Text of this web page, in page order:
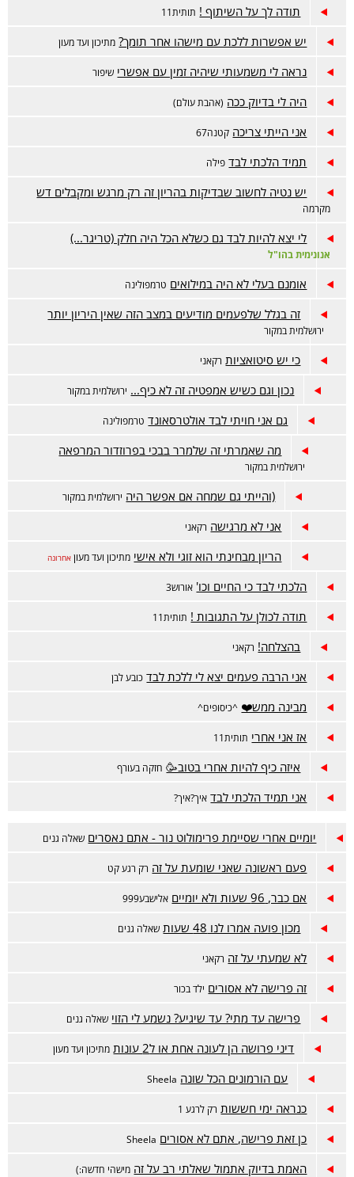
תודה לך על השיתוף ! תותית11
יש אפשרות ללכת עם מישהו אחר תומך? מתיכון ועד מעון
נראה לי משמעותי שיהיה זמין עם אפשרי שיפור
היה לי בדיוק ככה (אהבת עולם)
אני הייתי צריכה קטנה67
תמיד הלכתי לבד פילה
יש נטיה לחשוב שבדיקות בהריון זה רק מרגש ומקבלים דש
מקרמה
לי יצא להיות לבד גם כשלא הכל היה חלק (טריגר...)
אנונימית בהו"ל
אומנם בעלי לא היה במילואים טרמפולינה
זה בגלל שלפעמים מודיעים במצב הזה שאין היריון יותר
ירושלמית במקור
כי יש סיטואציות רקאני
נכון וגם כשיש אמפטיה זה לא כיף... ירושלמית במקור
גם אני חויתי לבד אולטרסאונד טרמפולינה
מה שאמרתי זה שלמרר בבכי בפרוזדור המרפאה
ירושלמית במקור
(והייתי גם שמחה אם אפשר היה ירושלמית במקור
אני לא מרגישה רקאני
הריון מבחינתי הוא זוגי ולא אישי מתיכון ועד מעון אחרונה
הלכתי לבד כי החיים וכו' אורוש3
תודה לכולן על התגובות ! תותית11
בהצלחה! רקאני
אני הרבה פעמים יצא לי ללכת לבד כובע לבן
מבינה ממש❤️ ^כיסופים^
אז אני אחרי תותית11
איזה כיף להיות אחרי בטוב🥳 חזקה בעורף
אני תמיד הלכתי לבד איך?איך?
יומיים אחרי שסיימת פרימולוט נור - אתם נאסרים שאלה גנים
פעם ראשונה שאני שומעת על זה רק רגע קט
אם כבר, 96 שעות ולא יומיים אלישבע999
מכון פועה אמרו לנו 48 שעות שאלה גנים
לא שמעתי על זה רקאני
זה פרישה לא אסורים ילד בכור
פרישה עד מתי? עד שיגיע? נשמע לי הזוי שאלה גנים
דיני פרושה הן לעונה אחת או ל2 עונות מתיכון ועד מעון
עם הורמונים הכל שונה Sheela
כנראה ימי חששות רק לרגע 1
כן זאת פרישה, אתם לא אסורים Sheela
האמת בדיוק אתמול שאלתי רב על זה מישהי חדשה:)